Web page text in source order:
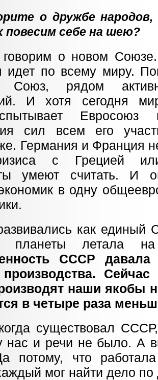
о дружбе
повесим себе на шею?
о новом Союзе.
идет по всему миру.
Союз, рядом
И хотя сегодня
Евросоюз
сил всем его
Германия и Франция
с Грецией
умеют считать. И
в одну
как единый
планеты летала
СССР давала
наши якобы
в четыре раза
существовал
нас и речи не было. А
потому, что
мог найти дело